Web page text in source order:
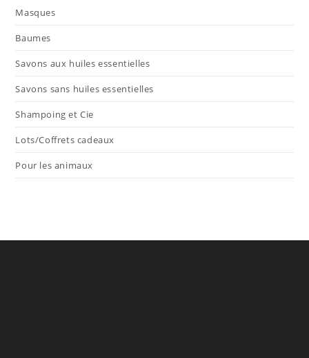
Masques
Baumes
Savons aux huiles essentielles
Savons sans huiles essentielles
Shampoing et Cie
Lots/Coffrets cadeaux
Pour les animaux